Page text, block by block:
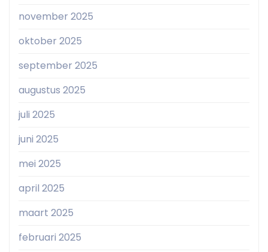
november 2025
oktober 2025
september 2025
augustus 2025
juli 2025
juni 2025
mei 2025
april 2025
maart 2025
februari 2025